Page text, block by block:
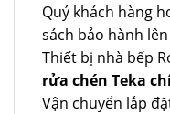
Quý khách hàng
sách bảo hành
Thiết bị nhà bếp
rửa chén Teka
Vận chuyển lắp